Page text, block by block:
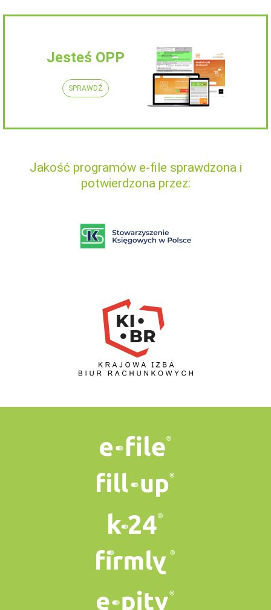
Jesteś OPP
SPRAWDŹ
Jakość programów e-file sprawdzona i
potwierdzona przez: